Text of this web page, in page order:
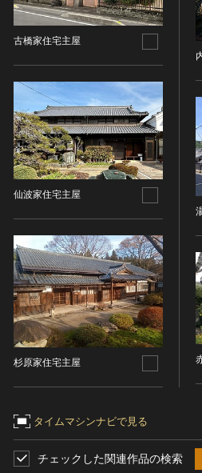
古橋家住宅主屋
仙波家住宅主屋
杉原家住宅主屋
タイムマシンナビで見る
チェックした関連作品の検索
明 [中国]
清 [中国]
その他
歴史資料／書跡・典籍／古文
絵図・地図
その他
伝統芸能
能楽
文楽
歌舞伎
その他
工芸技術
金工
漆芸
染織
陶芸
その他
生活文化（食文化を除く）
食文化
その他
COPYRIGHT
WORK（著作権未決定-裁定